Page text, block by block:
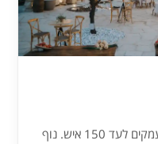
מתחם אירועים כפרי בקיבוץ שער העמקים לעד 150 איש. נוף